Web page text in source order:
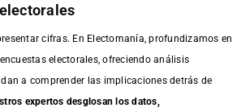
cifras. En Electomanía, profundizamos en
electorales, ofreciendo análisis
a comprender las implicaciones detrás de
expertos desglosan los datos,